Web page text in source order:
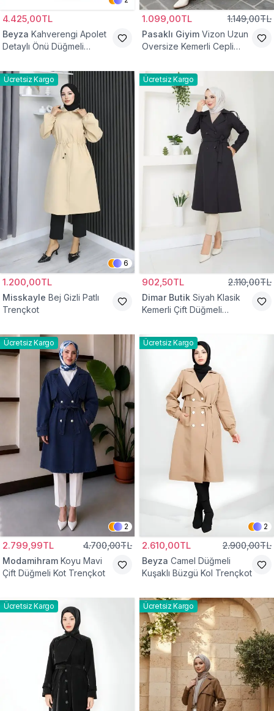
4.425,00TL
Beyza Kahverengi Apolet
Detaylı Önü Düğmeli
1.099,00TL 1.149,00TL
Pasaklı Giyim Vizon Uzun
Oversize Kemerli Cepli
Ücretsiz Kargo
6
1.200,00TL
Misskayle Bej Gizli Patlı
Trençkot
Ücretsiz Kargo
902,50TL 2.110,00TL
Dimar Butik Siyah Klasik
Kemerli Çift Düğmeli
Ücretsiz Kargo
2
2.799,99TL 4.700,00TL
Modamihram Koyu Mavi
Çift Düğmeli Kot Trençkot
Ücretsiz Kargo
2
2.610,00TL 2.900,00TL
Beyza Camel Düğmeli
Kuşaklı Büzgü Kol Trençkot
Ücretsiz Kargo Ücretsiz Kargo